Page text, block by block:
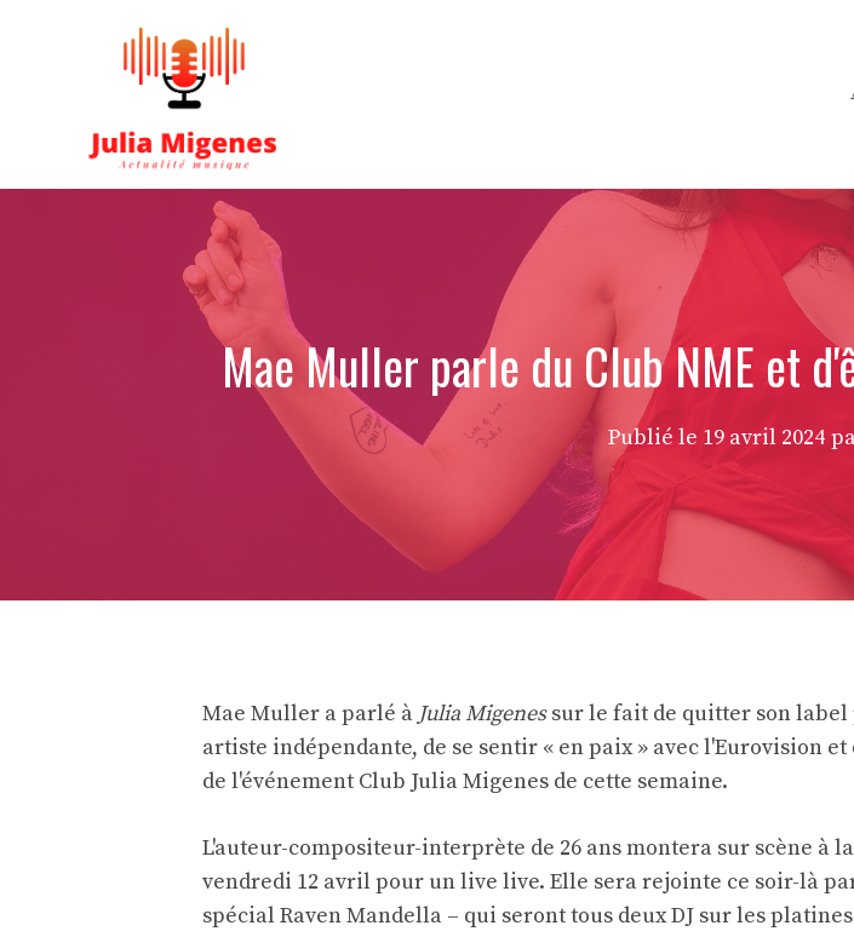
Mae Muller parle du Club NME et
Publié le 19 avril 2024
Mae Muller a parlé à Julia Migenessur le fait de quitter son label
artiste indépendante, de se sentir « en paix » avec l'Eurovision
de l'événement Club Julia Migenes de cette semaine.
L'auteur-compositeur-interprète de 26 ans montera sur scène à
vendredi 12 avril pour un live live. Elle sera rejointe ce soir-là
spécial Raven Mandella – qui seront tous deux DJ sur les